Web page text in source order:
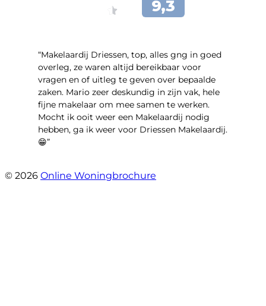
“Makelaardij Driessen, top, alles gng in goed
overleg, ze waren altijd bereikbaar voor
vragen en of uitleg te geven over bepaalde
zaken. Mario zeer deskundig in zijn vak, hele
fijne makelaar om mee samen te werken.
Mocht ik ooit weer een Makelaardij nodig
hebben, ga ik weer voor Driessen Makelaardij.
😁”
© 2026 Online Woningbrochure